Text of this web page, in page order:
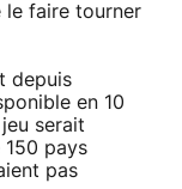
le faire tourner
depuis
en 10
serait
pays
pas